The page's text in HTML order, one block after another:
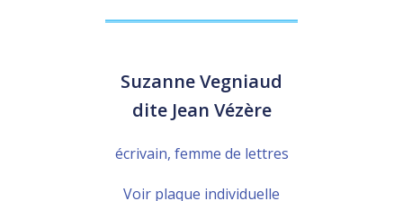
Suzanne Vegniaud
dite Jean Vézère
écrivain, femme de lettres
Voir plaque individuelle